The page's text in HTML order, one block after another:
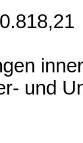
und